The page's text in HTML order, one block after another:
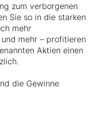
zum verborgenen
Sie so in die starken
mehr
mehr – profitieren
Aktien einen
die Gewinne